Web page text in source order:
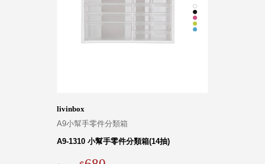
livinbox
A9小幫手零件分類箱
A9-1310 小幫手零件分類箱(14抽)